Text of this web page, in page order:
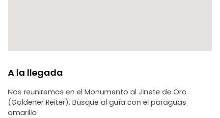
A la llegada
Nos reuniremos en el Monumento al Jinete de Oro
(Goldener Reiter). Busque al guía con el paraguas
amarillo